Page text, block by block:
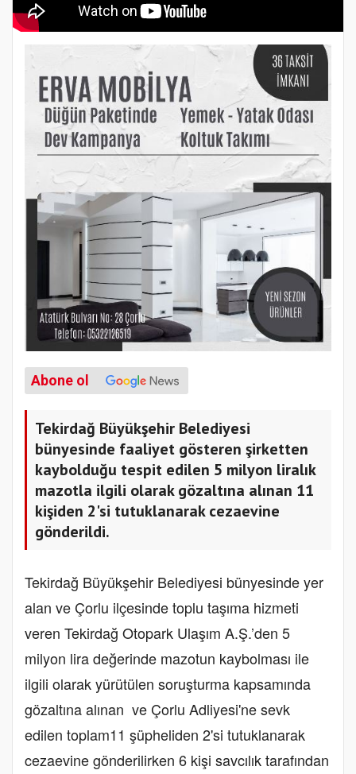
Abone ol
Tekirdağ Büyükşehir Belediyesi
bünyesinde faaliyet gösteren şirketten
kaybolduğu tespit edilen 5 milyon liralık
mazotla ilgili olarak gözaltına alınan 11
kişiden 2'si tutuklanarak cezaevine
gönderildi.
Tekirdağ Büyükşehir Belediyesi bünyesinde yer
alan ve Çorlu ilçesinde toplu taşıma hizmeti
veren Tekirdağ Otopark Ulaşım A.Ş.’den 5
milyon lira değerinde mazotun kaybolması ile
ilgili olarak yürütülen soruşturma kapsamında
gözaltına alınan ve Çorlu Adliyesi'ne sevk
edilen toplam11 şüpheliden 2'si tutuklanarak
cezaevine gönderilirken 6 kişi savcılık tarafından